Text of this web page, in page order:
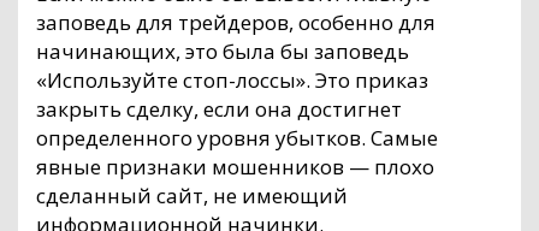
заповедь для трейдеров, особенно для
начинающих, это была бы заповедь
«Используйте стоп-лоссы». Это приказ
закрыть сделку, если она достигнет
определенного уровня убытков. Самые
явные признаки мошенников — плохо
сделанный сайт, не имеющий
информационной начинки.